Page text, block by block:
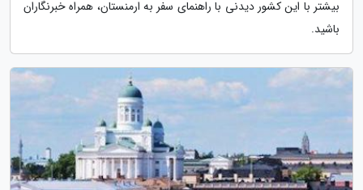
بیشتر با این کشور دیدنی با راهنمای سفر به ارمنستان، همراه خبرنگاران
باشید.